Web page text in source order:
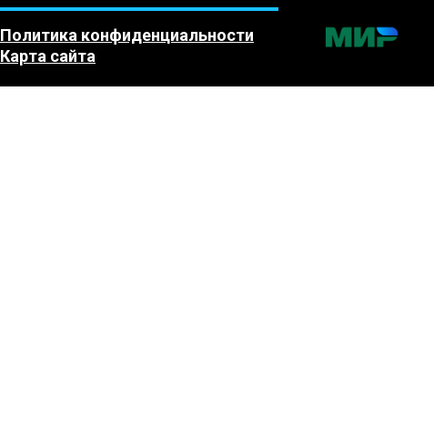
Политика конфиденциальности
Карта сайта